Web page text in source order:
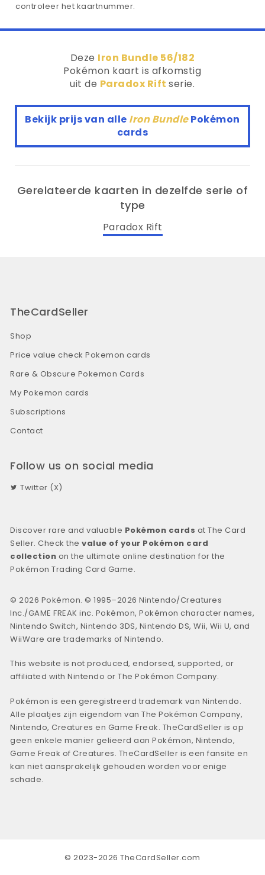
controleer het kaartnummer.
Deze Iron Bundle 56/182
Pokémon kaart is afkomstig
uit de Paradox Riftserie.
Bekijk prijs van alle Iron BundlePokémon
cards
Gerelateerde kaarten in dezelfde serie of
type
Paradox Rift
TheCardSeller
Shop
Price value check Pokemon cards
Rare & Obscure Pokemon Cards
My Pokemon cards
Subscriptions
Contact
Follow us on social media
Twitter (X)
Discover rare and valuable Pokémon cards at The Card
Seller. Check thevalue of your Pokémon card
collection on the ultimate online destination for the
Pokémon Trading Card Game.
© 2026 Pokémon. © 1995–2026 Nintendo/Creatures
Inc./GAME FREAK inc. Pokémon, Pokémon character names,
Nintendo Switch, Nintendo 3DS, Nintendo DS, Wii, Wii U, and
WiiWare are trademarks of Nintendo.
This website is not produced, endorsed, supported, or
affiliated with Nintendo or The Pokémon Company.
Pokémon is een geregistreerd trademark van Nintendo.
Alle plaatjes zijn eigendom van The Pokémon Company,
Nintendo, Creatures en Game Freak. TheCardSeller is op
geen enkele manier gelieerd aan Pokémon, Nintendo,
Game Freak of Creatures. TheCardSeller is een fansite en
kan niet aansprakelijk gehouden worden voor enige
schade.
© 2023-2026 TheCardSeller.com